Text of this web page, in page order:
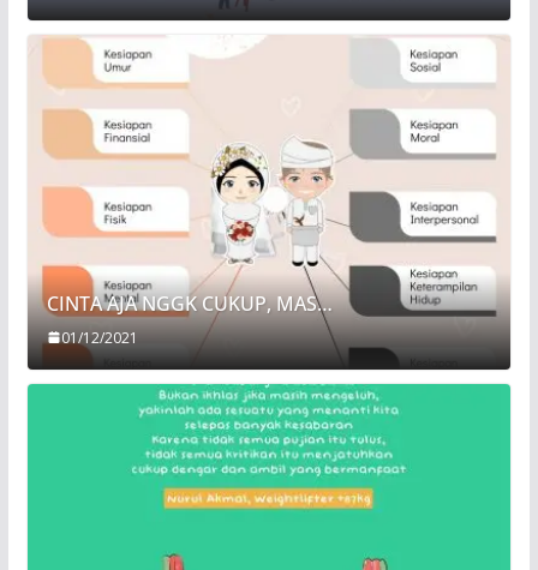
CINTA AJA NGGK CUKUP, MAS…
01/12/2021